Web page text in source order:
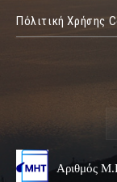
Πόλιτική Χρήσης
Αριθμός